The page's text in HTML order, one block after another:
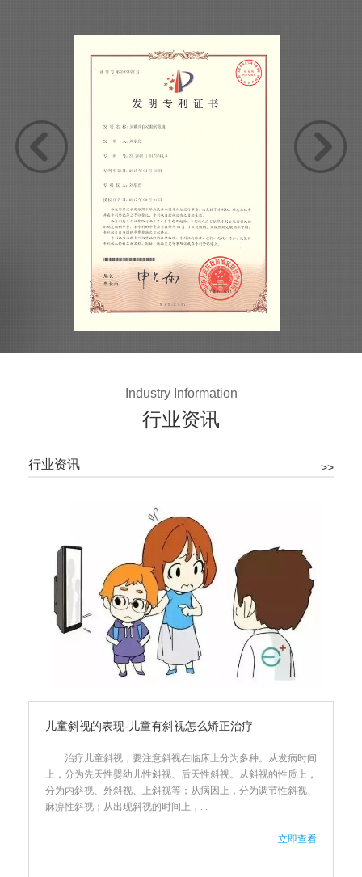
Industry Information
行业资讯
>>
行业资讯
儿童斜视的表现-儿童有斜视怎么矫正治疗
治疗儿童斜视，要注意斜视在临床上分为多种。从发病时间
上，分为先天性婴幼儿性斜视、后天性斜视。从斜视的性质上，
分为内斜视、外斜视、上斜视等；从病因上，分为调节性斜视、
麻痹性斜视；从出现斜视的时间上，...
立即查看